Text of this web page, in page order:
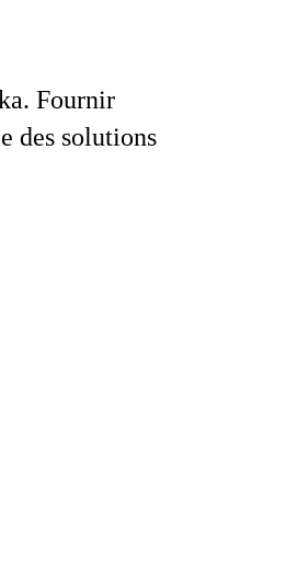
Fournir
des solutions